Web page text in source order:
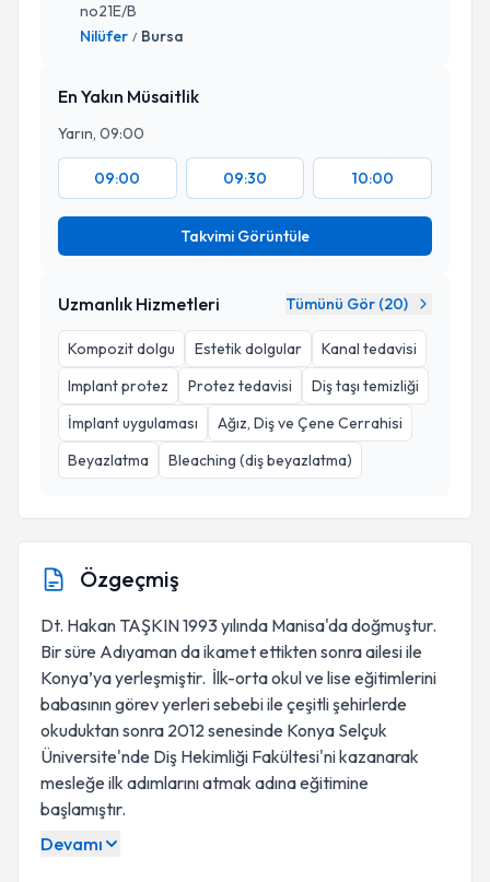
no21E/B
Nilüfer / Bursa
En Yakın Müsaitlik
Yarın, 09:00
09:00 09:30 10:00
Takvimi Görüntüle
Uzmanlık Hizmetleri Tümünü Gör (20)
Kompozit dolgu Estetik dolgular
Kanal tedavisi
Implant protez
Protez tedavisi
Diş taşı temizliği
İmplant uygulaması
Ağız, Diş ve Çene Cerrahisi
Beyazlatma
Bleaching (diş beyazlatma)
Özgeçmiş
Dt. Hakan TAŞKIN 1993 yılında Manisa'da doğmuştur.
Bir süre Adıyaman da ikamet ettikten sonra ailesi ile
Konya’ya yerleşmiştir. İlk-orta okul ve lise eğitimlerini
babasının görev yerleri sebebi ile çeşitli şehirlerde
okuduktan sonra 2012 senesinde Konya Selçuk
Üniversite'nde Diş Hekimliği Fakültesi'ni kazanarak
mesleğe ilk adımlarını atmak adına eğitimine
başlamıştır.
Devamı